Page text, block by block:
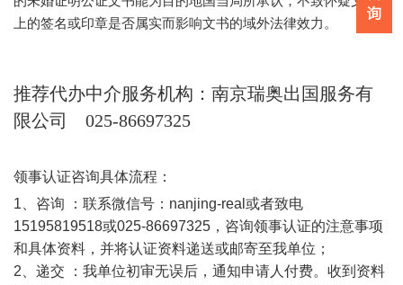
上的签名或印章是否属实而影响文书的域外法律效力。
推荐代办中介服务机构：南京瑞奥出国服务有
限公司
025-86697325
领事认证咨询具体流程：
1 、咨询 ：联系微信号： nanjing-real 或者致电
15195819518或025-86697325 ，咨询领事认证的注意事项
和具体资料，并将认证资料递送或邮寄至我单位；
2 、递交
：我单位初审无误后，通知申请人付费。收到资料